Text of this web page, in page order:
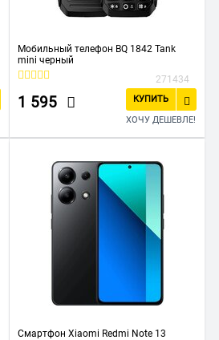
Мобильный телефон BQ 1842 Tank
mini черный
271434
1 595
КУПИТЬ
ХОЧУ ДЕШЕВЛЕ!
Смартфон Xiaomi Redmi Note 13